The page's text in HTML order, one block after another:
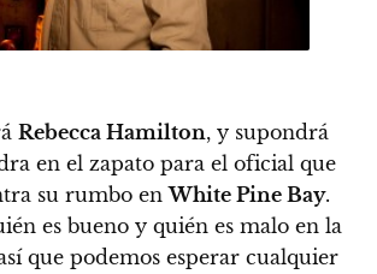
Rebecca Hamilton, y supondrá
en el zapato para el oficial que
su rumbo enWhite Pine Bay.
es bueno y quién es malo en la
que podemos esperar cualquier